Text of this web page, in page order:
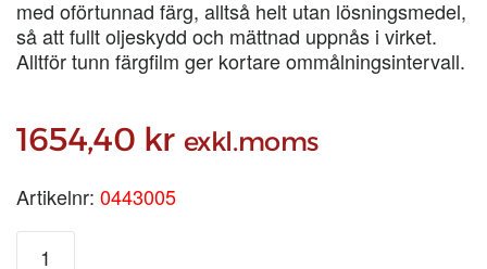
med oförtunnad färg, alltså helt utan lösningsmedel,
så att fullt oljeskydd och mättnad uppnås i virket.
Alltför tunn färgfilm ger kortare ommålningsintervall.
1654,40 kr exkl.moms
Artikelnr: 0443005
ENETORPET